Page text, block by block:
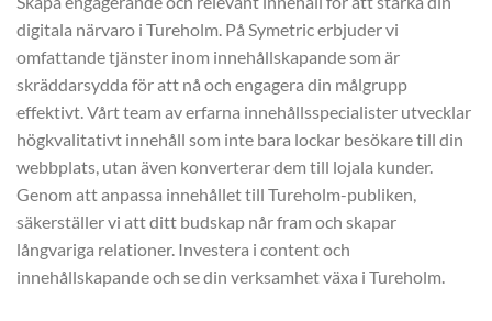
digitala närvaro i Tureholm. På Symetric erbjuder vi
omfattande tjänster inom innehållskapande som är
skräddarsydda för att nå och engagera din målgrupp
effektivt. Vårt team av erfarna innehållsspecialister utvecklar
högkvalitativt innehåll som inte bara lockar besökare till din
webbplats, utan även konverterar dem till lojala kunder.
Genom att anpassa innehållet till Tureholm-publiken,
säkerställer vi att ditt budskap når fram och skapar
långvariga relationer. Investera i content och
innehållskapande och se din verksamhet växa i Tureholm.